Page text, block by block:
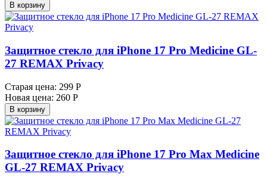
В корзину
Защитное стекло для iPhone 17 Pro Medicine GL-
27 REMAX Privacy
Старая цена: 299 Р
Новая цена: 260 Р
В корзину
Защитное стекло для iPhone 17 Pro Max Medicine
GL-27 REMAX Privacy